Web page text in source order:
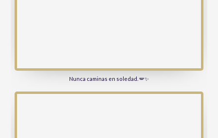
Nunca caminas en soledad. 🪽✨